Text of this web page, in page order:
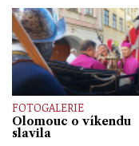
FOTOGALERIE
Olomouc o víkendu
slavila